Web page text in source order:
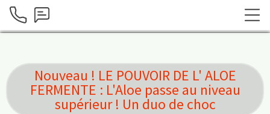
Nouveau ! LE POUVOIR DE L' ALOE
FERMENTE : L'Aloe passe au niveau
supérieur ! Un duo de choc